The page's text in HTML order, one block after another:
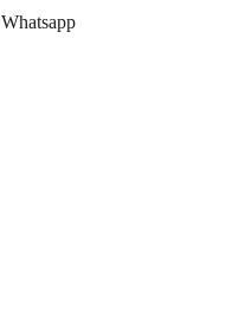
Whatsapp